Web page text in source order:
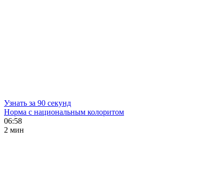
Узнать за 90 секунд
Норма с национальным колоритом
06:58
2 мин